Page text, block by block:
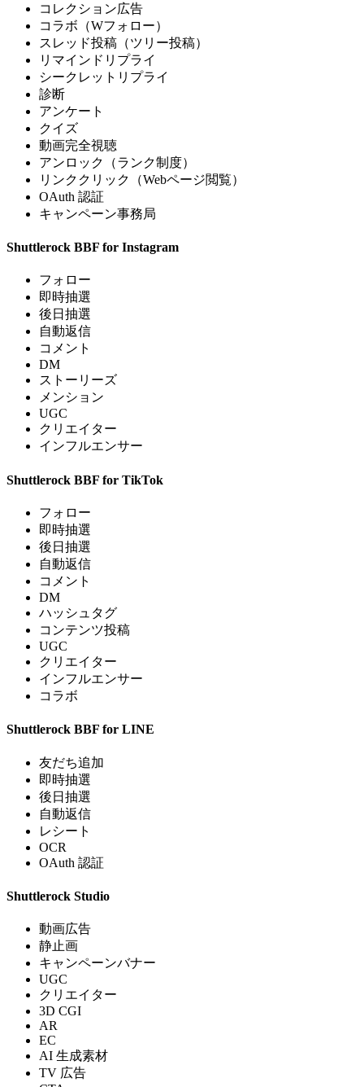
コレクション広告
コラボ（Wフォロー）
スレッド投稿（ツリー投稿）
リマインドリプライ
シークレットリプライ
診断
アンケート
クイズ
動画完全視聴
アンロック（ランク制度）
リンククリック（Webページ閲覧）
OAuth 認証
キャンペーン事務局
Shuttlerock BBF for Instagram
フォロー
即時抽選
後日抽選
自動返信
コメント
DM
ストーリーズ
メンション
UGC
クリエイター
インフルエンサー
Shuttlerock BBF for TikTok
フォロー
即時抽選
後日抽選
自動返信
コメント
DM
ハッシュタグ
コンテンツ投稿
UGC
クリエイター
インフルエンサー
コラボ
Shuttlerock BBF for LINE
友だち追加
即時抽選
後日抽選
自動返信
レシート
OCR
OAuth 認証
Shuttlerock Studio
動画広告
静止画
キャンペーンバナー
UGC
クリエイター
3D CGI
AR
EC
AI 生成素材
TV 広告